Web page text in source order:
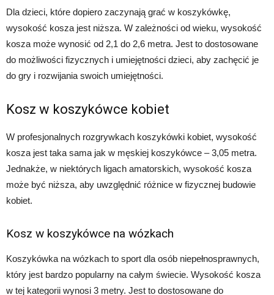
Dla dzieci, które dopiero zaczynają grać w koszykówkę,
wysokość kosza jest niższa. W zależności od wieku, wysokość
kosza może wynosić od 2,1 do 2,6 metra. Jest to dostosowane
do możliwości fizycznych i umiejętności dzieci, aby zachęcić je
do gry i rozwijania swoich umiejętności.
Kosz w koszykówce kobiet
W profesjonalnych rozgrywkach koszykówki kobiet, wysokość
kosza jest taka sama jak w męskiej koszykówce – 3,05 metra.
Jednakże, w niektórych ligach amatorskich, wysokość kosza
może być niższa, aby uwzględnić różnice w fizycznej budowie
kobiet.
Kosz w koszykówce na wózkach
Koszykówka na wózkach to sport dla osób niepełnosprawnych,
który jest bardzo popularny na całym świecie. Wysokość kosza
w tej kategorii wynosi 3 metry. Jest to dostosowane do